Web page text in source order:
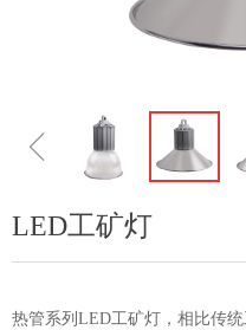
ꁆ
LED工矿灯
热管系列LED工矿灯，相比传